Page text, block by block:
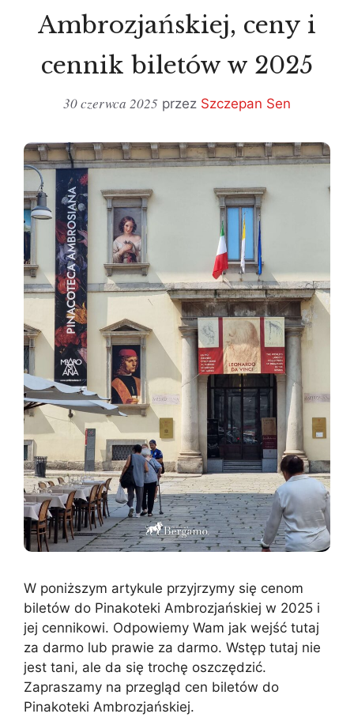
Ambrozjańskiej, ceny i
cennik biletów w 2025
30 czerwca 2025 przez Szczepan Sen
W poniższym artykule przyjrzymy się cenom
biletów do Pinakoteki Ambrozjańskiej w 2025 i
jej cennikowi. Odpowiemy Wam jak wejść tutaj
za darmo lub prawie za darmo. Wstęp tutaj nie
jest tani, ale da się trochę oszczędzić.
Zapraszamy na przegląd cen biletów do
Pinakoteki Ambrozjańskiej.